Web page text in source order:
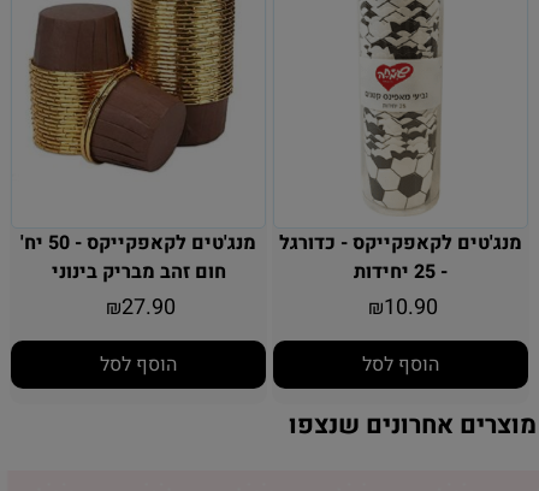
מנג'טים לקאפקייקס - כדורגל
- 25 יחידות
₪10.90
הוסף לסל
מנג'טים לקאפקייקס - 50 יח'
חום זהב מבריק בינוני
₪27.90
הוסף לסל
מוצרים אחרונים שנצפו